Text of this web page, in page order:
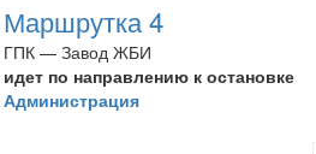
Маршрутка 4
ГПК — Завод ЖБИ
идет по направлению к остановке
Администрация